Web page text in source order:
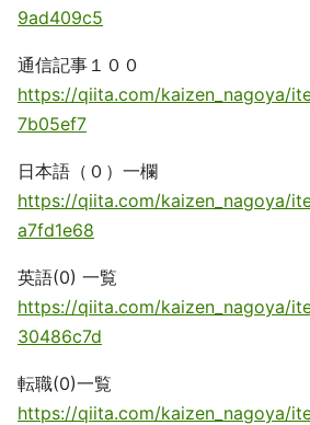
9ad409c5
通信記事１００
https://qiita.com/kaizen_nagoya/
7b05ef7
日本語（０）一欄
https://qiita.com/kaizen_nagoya/
a7fd1e68
英語(0) 一覧
https://qiita.com/kaizen_nagoya/
30486c7d
転職(0)一覧
https://qiita.com/kaizen_nagoya/